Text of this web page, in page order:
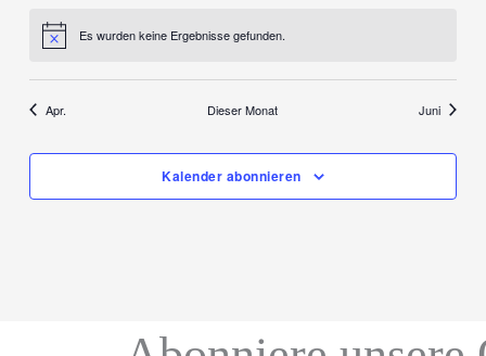
HinweisEs wurden keine Ergebnisse gefunden.
Apr. Dieser Monat Juni
Kalender abonnieren